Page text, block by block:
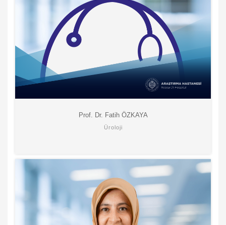
Prof. Dr. Fatih ÖZKAYA
Üroloji